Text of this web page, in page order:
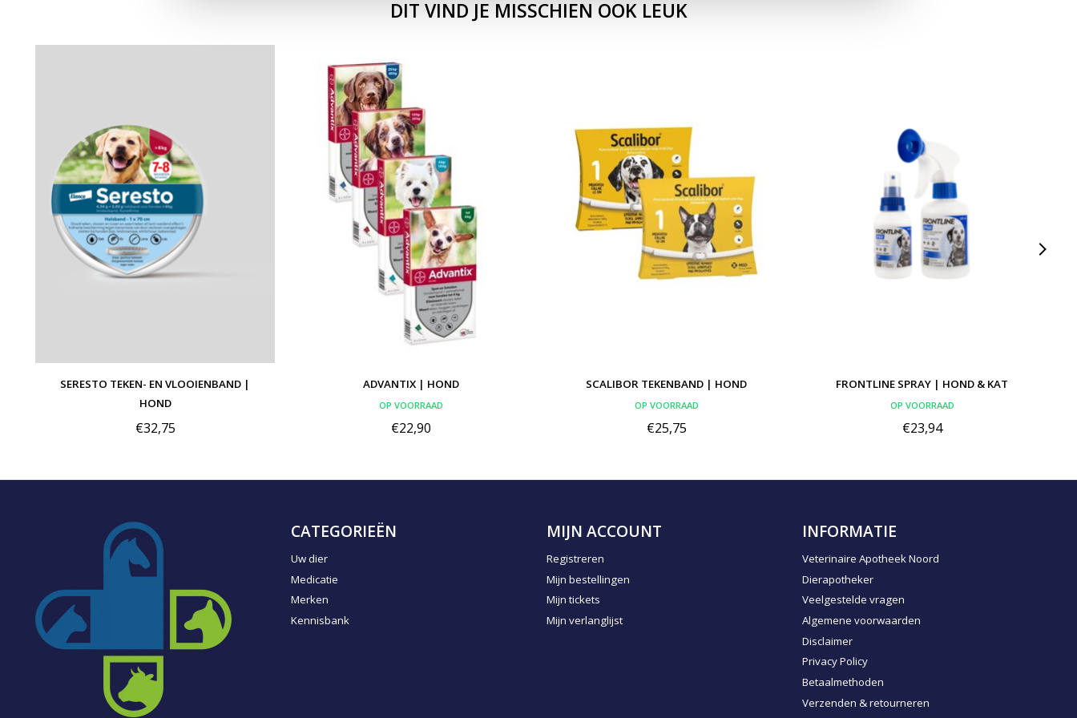
DIT VIND JE MISSCHIEN OOK LEUK
SERESTO TEKEN- EN VLOOIENBAND |
HOND
€32,75
ADVANTIX | HOND
OP VOORRAAD
€22,90
SCALIBOR TEKENBAND | HOND
OP VOORRAAD
€25,75
FRONTLINE SPRAY | HOND & KAT
OP VOORRAAD
€23,94
CATEGORIEËN
Uw dier
Medicatie
Merken
Kennisbank
MIJN ACCOUNT
Registreren
Mijn bestellingen
Mijn tickets
Mijn verlanglijst
INFORMATIE
Veterinaire Apotheek Noord
Dierapotheker
Veelgestelde vragen
Algemene voorwaarden
Disclaimer
Privacy Policy
Betaalmethoden
Verzenden & retourneren